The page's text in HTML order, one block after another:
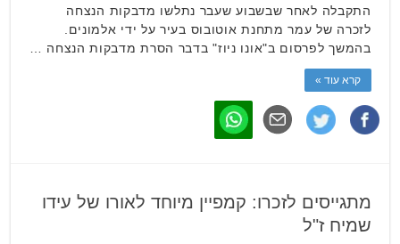
התקבלה לאחר שבשבוע שעבר נתלשו מדבקות הנצחה
לזכרה של עמר מתחנת אוטובוס בעיר על ידי אלמונים.
בהמשך לפרסום ב"אונו ניוז" בדבר הסרת מדבקות הנצחה …
קרא עוד »
מתגייסים לזכרו: קמפיין מיוחד לאורו של עידו
שמיח ז"ל